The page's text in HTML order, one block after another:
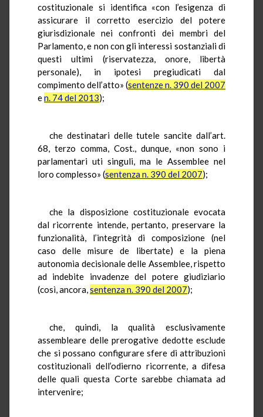
costituzionale si identifica «con l’esigenza di
assicurare il corretto esercizio del potere
giurisdizionale nei confronti dei membri del
Parlamento, e non con gli interessi sostanziali di
questi ultimi (riservatezza, onore, libertà
personale), in ipotesi pregiudicati dal
compimento dell’atto» (sentenze n. 390 del 2007
en. 74 del 2013);
che destinatari delle tutele sancite dall’art.
68, terzo comma, Cost., dunque, «non sono i
parlamentari uti singuli, ma le Assemblee nel
loro complesso» (sentenza n. 390 del 2007);
che la disposizione costituzionale evocata
dal ricorrente intende, pertanto, preservare la
funzionalità, l’integrità di composizione (nel
caso delle misure de libertate) e la piena
autonomia decisionale delle Assemblee, rispetto
ad indebite invadenze del potere giudiziario
(così, ancora,sentenza n. 390 del 2007);
che, quindi, la qualità esclusivamente
assembleare delle prerogative dedotte esclude
che si possano configurare sfere di attribuzioni
costituzionali dell’odierno ricorrente, a difesa
delle quali questa Corte sarebbe chiamata ad
intervenire;